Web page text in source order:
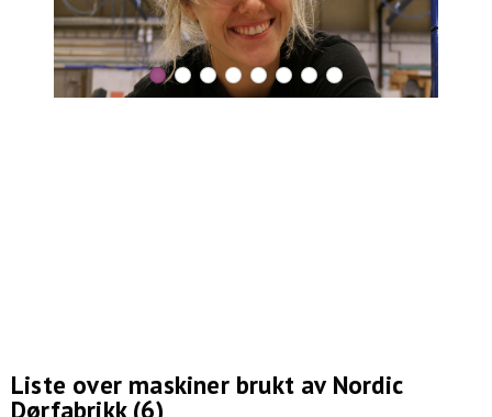
Liste over maskiner brukt av Nordic
Dørfabrikk (6)